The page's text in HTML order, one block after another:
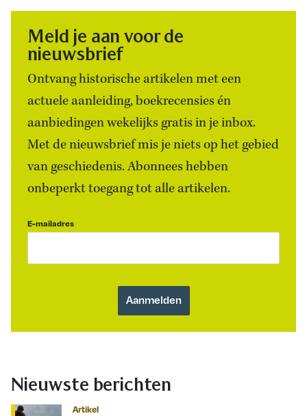
Meld je aan voor de
nieuwsbrief
Ontvang historische artikelen met een
actuele aanleiding, boekrecensies én
aanbiedingen wekelijks gratis in je inbox.
Met de nieuwsbrief mis je niets op het gebied
van geschiedenis. Abonnees hebben
onbeperkt toegang tot alle artikelen.
E-mailadres
Nieuwste berichten
Artikel